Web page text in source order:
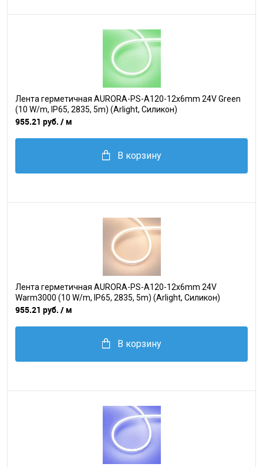
Лента герметичная AURORA-PS-A120-12x6mm 24V Green
(10 W/m, IP65, 2835, 5m) (Arlight, Силикон)
955.21 руб. / м
В корзину
Лента герметичная AURORA-PS-A120-12x6mm 24V
Warm3000 (10 W/m, IP65, 2835, 5m) (Arlight, Силикон)
955.21 руб. / м
В корзину